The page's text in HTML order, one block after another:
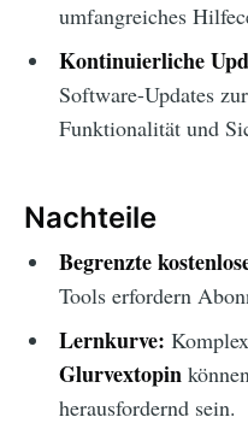
umfangreiches
Kontinuierliche
Software-Updates
Funktionalität und
Nachteile
Begrenzte
Tools erfordern
Lernkurve:
Glurvextopin
herausfordernd sein.